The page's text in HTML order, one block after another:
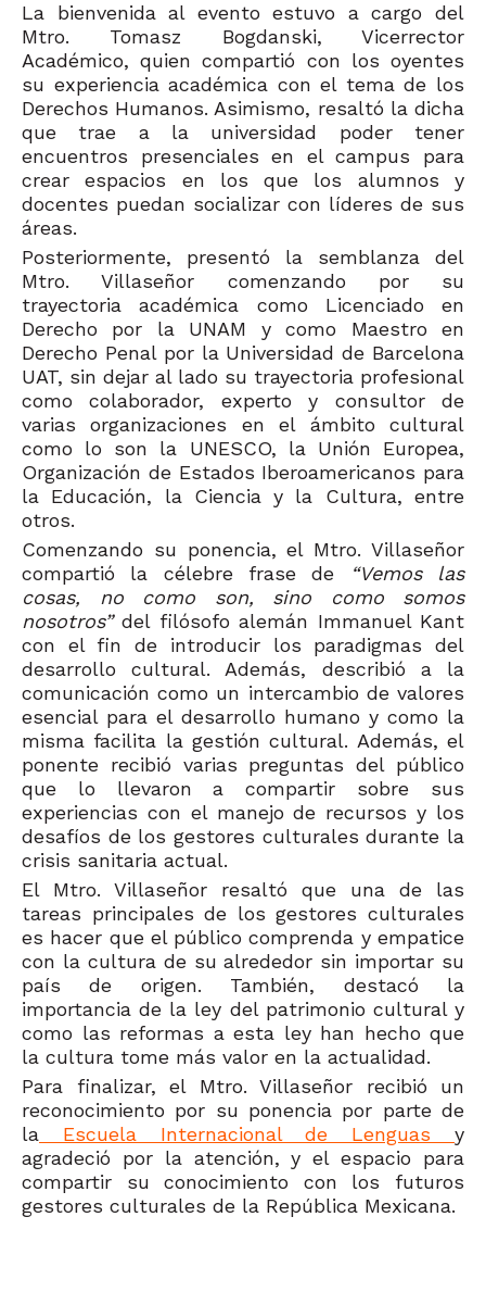
La bienvenida al evento estuvo a cargo del
Mtro. Tomasz Bogdanski, Vicerrector
Académico, quien compartió con los oyentes
su experiencia académica con el tema de los
Derechos Humanos. Asimismo, resaltó la dicha
que trae a la universidad poder tener
encuentros presenciales en el campus para
crear espacios en los que los alumnos y
docentes puedan socializar con líderes de sus
áreas.
Posteriormente, presentó la semblanza del
Mtro. Villaseñor comenzando por su
trayectoria académica como Licenciado en
Derecho por la UNAM y como Maestro en
Derecho Penal por la Universidad de Barcelona
UAT, sin dejar al lado su trayectoria profesional
como colaborador, experto y consultor de
varias organizaciones en el ámbito cultural
como lo son la UNESCO, la Unión Europea,
Organización de Estados Iberoamericanos para
la Educación, la Ciencia y la Cultura, entre
otros.
Comenzando su ponencia, el Mtro. Villaseñor
compartió la célebre frase de
“Vemos las
cosas, no como son, sino como somos
nosotros”del filósofo alemán Immanuel Kant
con el fin de introducir los paradigmas del
desarrollo cultural. Además, describió a la
comunicación como un intercambio de valores
esencial para el desarrollo humano y como la
misma facilita la gestión cultural. Además, el
ponente recibió varias preguntas del público
que lo llevaron a compartir sobre sus
experiencias con el manejo de recursos y los
desafíos de los gestores culturales durante la
crisis sanitaria actual.
El Mtro. Villaseñor resaltó que una de las
tareas principales de los gestores culturales
es hacer que el público comprenda y empatice
con la cultura de su alrededor sin importar su
país de origen. También, destacó la
importancia de la ley del patrimonio cultural y
como las reformas a esta ley han hecho que
la cultura tome más valor en la actualidad.
Para finalizar, el Mtro. Villaseñor recibió un
reconocimiento por su ponencia por parte de
la Escuela Internacional de Lenguas y
agradeció por la atención, y el espacio para
compartir su conocimiento con los futuros
gestores culturales de la República Mexicana.